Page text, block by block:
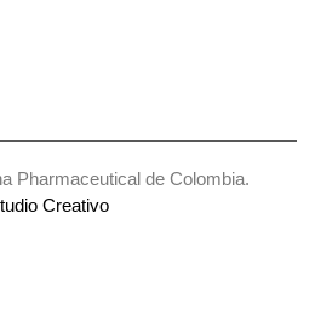
Pharmaceutical de Colombia.
Creativo